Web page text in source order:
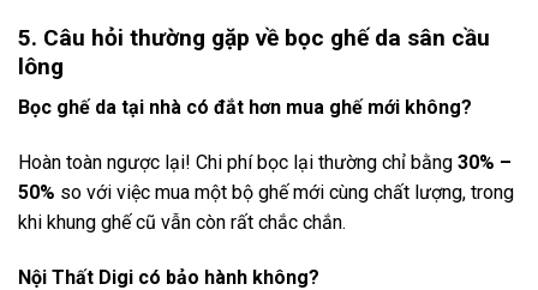
5. Câu hỏi thường gặp về bọc ghế da sân cầu
lông
Bọc ghế da tại nhà có đắt hơn mua ghế mới không?
Hoàn toàn ngược lại! Chi phí bọc lại thường chỉ bằng 30% –
50% so với việc mua một bộ ghế mới cùng chất lượng, trong
khi khung ghế cũ vẫn còn rất chắc chắn.
Nội Thất Digi có bảo hành không?